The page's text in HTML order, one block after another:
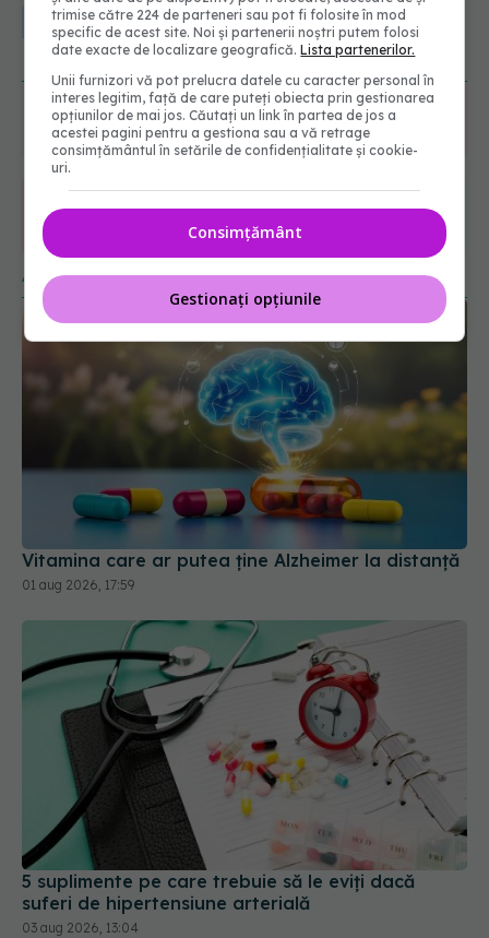
EXCLUSIV Brahiterapie vs
radioterapie externă în cancerul
ginecologic. Dr. Sorin Bogdan
(SANADOR) explică diferența și
cum acționează tratamentul
06.08.2026, 22:49
URMĂRITORI 6560
ABONAȚI
365
URMĂRITORI
1401
URMĂRITORI
ARTICOLE SIMILARE
Vitamina care ar putea ține Alzheimer la distanță
01 aug 2026, 17:59
5 suplimente pe care trebuie să le eviți dacă
suferi de hipertensiune arterială
03 aug 2026, 13:04
trimise către 224 de parteneri sau pot fi folosite în mod
specific de acest site. Noi și partenerii noștri putem folosi
date exacte de localizare geografică.Lista partenerilor.
Unii furnizori vă pot prelucra datele cu caracter personal în
interes legitim, față de care puteți obiecta prin gestionarea
opțiunilor de mai jos. Căutați un link în partea de jos a
acestei pagini pentru a gestiona sau a vă retrage
consimțământul în setările de confidențialitate și cookie-
uri.
Consimțământ
Gestionați opțiunile